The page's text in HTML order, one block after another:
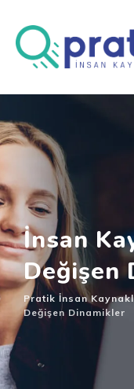
İnsan
Değişen
Pratik İnsan
Değişen Dinamikler